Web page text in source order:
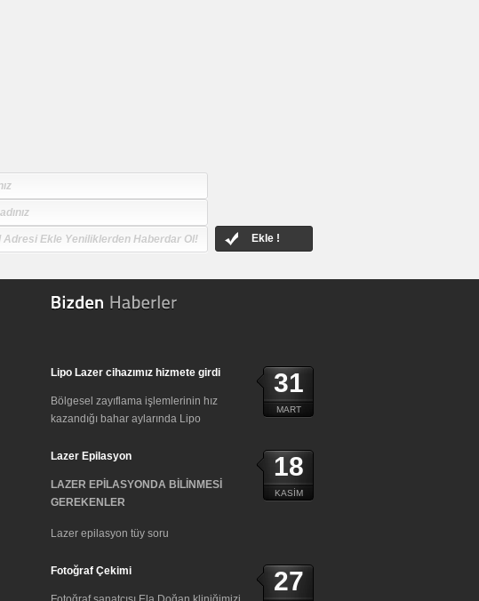
Ekle !
31
MART
Lipo Lazer cihazımız hizmete girdi
Bölgesel zayıflama işlemlerinin hız
kazandığı bahar aylarında Lipo
18
KASIM
Lazer Epilasyon
LAZER EPİLASYONDA BİLİNMESİ
GEREKENLER
Lazer epilasyon tüy soru
27
Fotoğraf Çekimi